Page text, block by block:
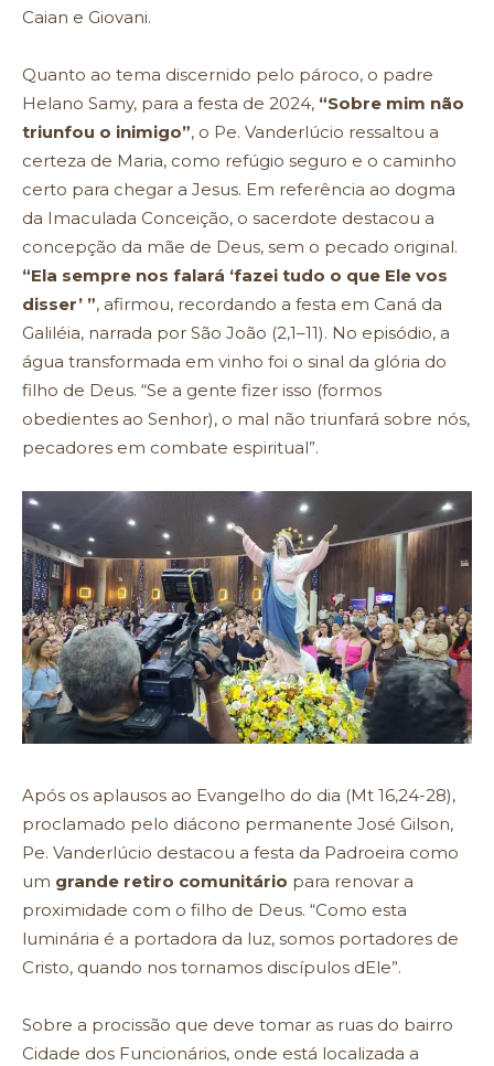
Caian e Giovani.
Quanto ao tema discernido pelo pároco, o padre
Helano Samy, para a festa de 2024, “Sobre mim não
triunfou o inimigo”, o Pe. Vanderlúcio ressaltou a
certeza de Maria, como refúgio seguro e o caminho
certo para chegar a Jesus. Em referência ao dogma
da Imaculada Conceição, o sacerdote destacou a
concepção da mãe de Deus, sem o pecado original.
“Ela sempre nos falará ‘fazei tudo o que Ele vos
disser’ ”, afirmou, recordando a festa em Caná da
Galiléia, narrada por São João (2,1–11). No episódio, a
água transformada em vinho foi o sinal da glória do
filho de Deus. “Se a gente fizer isso (formos
obedientes ao Senhor), o mal não triunfará sobre nós,
pecadores em combate espiritual”.
Após os aplausos ao Evangelho do dia (Mt 16,24-28),
proclamado pelo diácono permanente José Gilson,
Pe. Vanderlúcio destacou a festa da Padroeira como
um grande retiro comunitário para renovar a
proximidade com o filho de Deus. “Como esta
luminária é a portadora da luz, somos portadores de
Cristo, quando nos tornamos discípulos dEle”.
Sobre a procissão que deve tomar as ruas do bairro
Cidade dos Funcionários, onde está localizada a